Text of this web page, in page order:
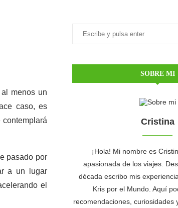
menos un
caso, es
pasado por
a un lugar
el
SOBRE MI
Cristina
¡Hola! Mi nombre es
apasionada de los viajes.
década escribo mis
Kris por el Mundo. Aquí
recomendaciones, curiosidades